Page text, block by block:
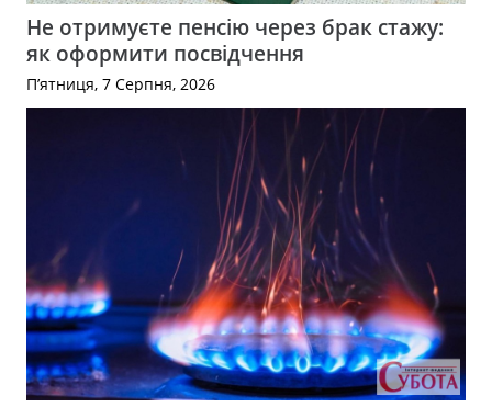
Не отримуєте пенсію через брак стажу:
як оформити посвідчення
П’ятниця, 7 Серпня, 2026